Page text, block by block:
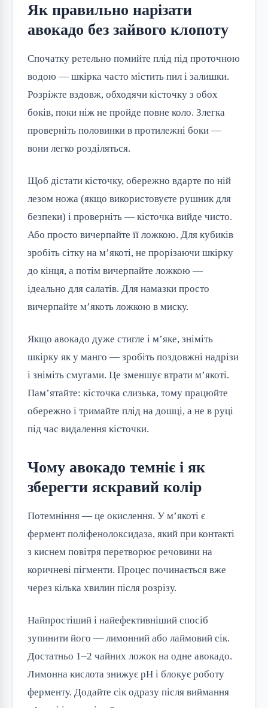
Як правильно нарізати
авокадо без зайвого клопоту
Спочатку ретельно помийте плід під проточною
водою — шкірка часто містить пил і залишки.
Розріжте вздовж, обходячи кісточку з обох
боків, поки ніж не пройде повне коло. Злегка
проверніть половинки в протилежні боки —
вони легко розділяться.
Щоб дістати кісточку, обережно вдарте по ній
лезом ножа (якщо використовуєте рушник для
безпеки) і проверніть — кісточка вийде чисто.
Або просто вичерпайте її ложкою. Для кубиків
зробіть сітку на м’якоті, не прорізаючи шкірку
до кінця, а потім вичерпайте ложкою —
ідеально для салатів. Для намазки просто
вичерпайте м’якоть ложкою в миску.
Якщо авокадо дуже стигле і м’яке, зніміть
шкірку як у манго — зробіть поздовжні надрізи
і зніміть смугами. Це зменшує втрати м’якоті.
Пам’ятайте: кісточка слизька, тому працюйте
обережно і тримайте плід на дошці, а не в руці
під час видалення кісточки.
Чому авокадо темніє і як
зберегти яскравий колір
Потемніння — це окислення. У м’якоті є
фермент поліфенолоксидаза, який при контакті
з киснем повітря перетворює речовини на
коричневі пігменти. Процес починається вже
через кілька хвилин після розрізу.
Найпростіший і найефективніший спосіб
зупинити його — лимонний або лаймовий сік.
Достатньо 1–2 чайних ложок на одне авокадо.
Лимонна кислота знижує pH і блокує роботу
ферменту. Додайте сік одразу після виймання